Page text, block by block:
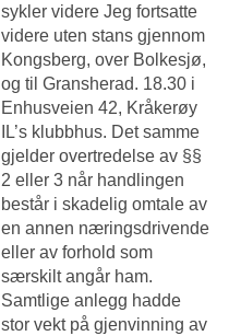
sykler videre Jeg fortsatte
videre uten stans gjennom
Kongsberg, over Bolkesjø,
og til Gransherad. 18.30 i
Enhusveien 42, Kråkerøy
IL’s klubbhus. Det samme
gjelder overtredelse av §§
2 eller 3 når handlingen
består i skadelig omtale av
en annen næringsdrivende
eller av forhold som
særskilt angår ham.
Samtlige anlegg hadde
stor vekt på gjenvinning av